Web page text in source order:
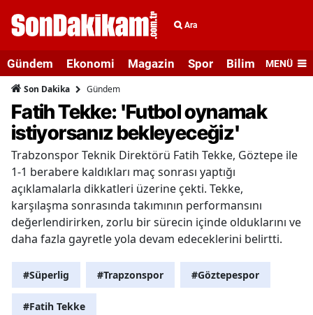
Ara
Gündem Ekonomi Magazin Spor Bilim veMENÜ
Son Dakika Gündem
Fatih Tekke: 'Futbol oynamak
istiyorsanız bekleyeceğiz'
Trabzonspor Teknik Direktörü Fatih Tekke, Göztepe ile
1-1 berabere kaldıkları maç sonrası yaptığı
açıklamalarla dikkatleri üzerine çekti. Tekke,
karşılaşma sonrasında takımının performansını
değerlendirirken, zorlu bir sürecin içinde olduklarını ve
daha fazla gayretle yola devam edeceklerini belirtti.
#Süperlig #Trapzonspor #Göztepespor
#Fatih Tekke